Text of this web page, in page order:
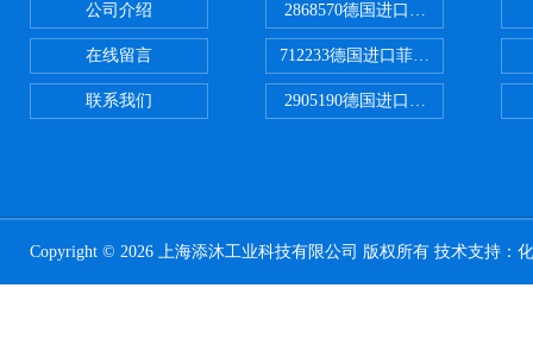
公司介绍
在线留言
联系我们
2868570德国进口菲尼克斯电源
712233德国进口菲尼克斯断路器
2905190德国进口菲尼克斯继电器
Copyright © 2026 上海添沐工业科技有限公司 版权所有 技术支持：